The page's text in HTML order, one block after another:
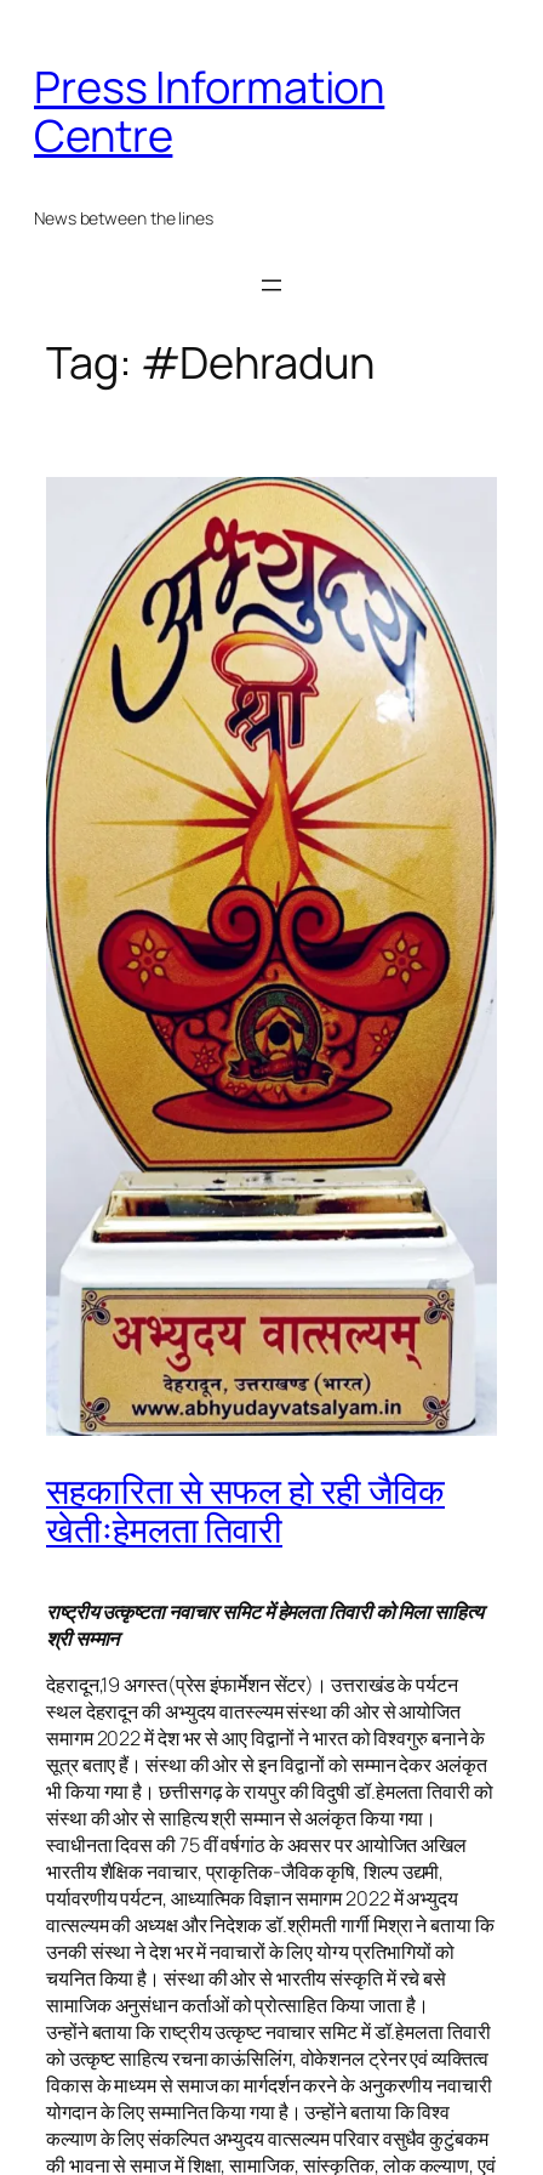
content
Press Information
Centre
News between the lines
Tag: #Dehradun
सहकारिता से सफल हो रही जैविक
खेतीःहेमलता तिवारी
राष्ट्रीय उत्कृष्टता नवाचार समिट में हेमलता तिवारी को मिला साहित्य
श्री सम्मान
देहरादून,19 अगस्त(प्रेस इंफार्मेशन सेंटर)। उत्तराखंड के पर्यटन
स्थल देहरादून की अभ्युदय वातस्ल्यम संस्था की ओर से आयोजित
समागम 2022 में देश भर से आए विद्वानों ने भारत को विश्वगुरु बनाने के
सूत्र बताए हैं। संस्था की ओर से इन विद्वानों को सम्मान देकर अलंकृत
भी किया गया है। छत्तीसगढ़ के रायपुर की विदुषी डॉ.हेमलता तिवारी को
संस्था की ओर से साहित्य श्री सम्मान से अलंकृत किया गया।
स्वाधीनता दिवस की 75 वीं वर्षगांठ के अवसर पर आयोजित अखिल
भारतीय शैक्षिक नवाचार, प्राकृतिक-जैविक कृषि, शिल्प उद्यमी,
पर्यावरणीय पर्यटन, आध्यात्मिक विज्ञान समागम 2022 में अभ्युदय
वात्सल्यम की अध्यक्ष और निदेशक डॉ.श्रीमती गार्गी मिश्रा ने बताया कि
उनकी संस्था ने देश भर में नवाचारों के लिए योग्य प्रतिभागियों को
चयनित किया है। संस्था की ओर से भारतीय संस्कृति में रचे बसे
सामाजिक अनुसंधान कर्ताओं को प्रोत्साहित किया जाता है।
उन्होंने बताया कि राष्ट्रीय उत्कृष्ट नवाचार समिट में डॉ.हेमलता तिवारी
को उत्कृष्ट साहित्य रचना काऊंसिलिंग, वोकेशनल ट्रेनर एवं व्यक्तित्व
विकास के माध्यम से समाज का मार्गदर्शन करने के अनुकरणीय नवाचारी
योगदान के लिए सम्मानित किया गया है। उन्होंने बताया कि विश्व
कल्याण के लिए संकल्पित अभ्युदय वात्सल्यम परिवार वसुधैव कुटुंबकम
की भावना से समाज में शिक्षा, सामाजिक, सांस्कृतिक, लोक कल्याण, एवं